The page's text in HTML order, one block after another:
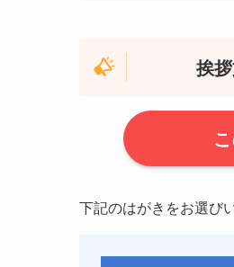
挨
下記のはがきをお選び